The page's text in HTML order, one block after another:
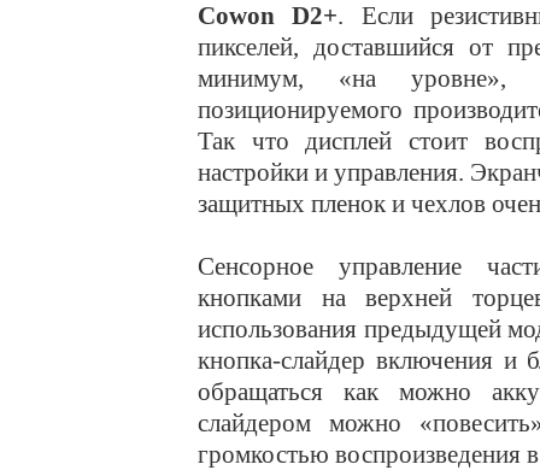
Cowon D2+. Если
пикселей, доставшийся от
минимум, «на уровне»,
позиционируемого
Так что дисплей стоит
настройки и управления.
защитных пленок и чехлов
Сенсорное управление
кнопками на верхней
использования предыдущей
кнопка-слайдер включения и
обращаться как можно
слайдером можно
громкостью воспроизведения